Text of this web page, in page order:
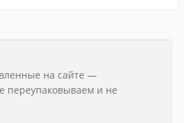
на сайте —
переупаковываем и не